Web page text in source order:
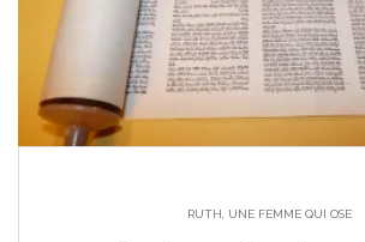
RUTH, UNE FEMME QUI OSE